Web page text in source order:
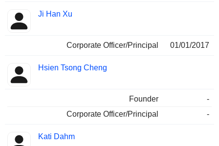
Ji Han Xu
Corporate Officer/Principal 01/01/2017
Hsien Tsong Cheng
Founder
-
Corporate Officer/Principal
-
Kati Dahm